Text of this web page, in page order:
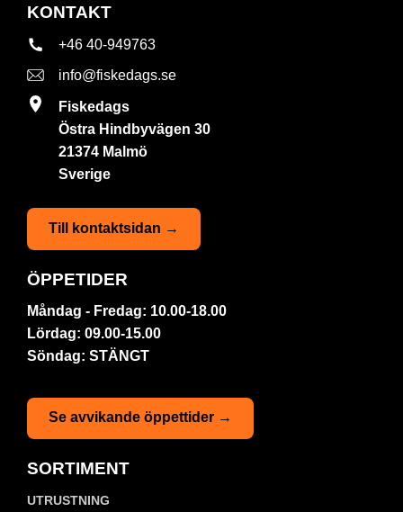
KONTAKT
+46 40-949763
info@fiskedags.se
Fiskedags
Östra Hindbyvägen 30
21374 Malmö
Sverige
Till kontaktsidan →
ÖPPETIDER
Måndag - Fredag: 10.00-18.00
Lördag: 09.00-15.00
Söndag: STÄNGT
Se avvikande öppettider →
SORTIMENT
UTRUSTNING